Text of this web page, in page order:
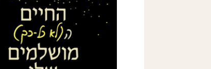
Sophie Kinsella